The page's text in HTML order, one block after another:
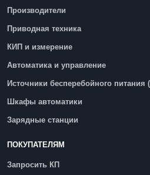
Производители
Приводная техника
КИП и измерение
Автоматика и управление
Источники бесперебойного питания
Шкафы автоматики
Зарядные станции
ПОКУПАТЕЛЯМ
Запросить КП